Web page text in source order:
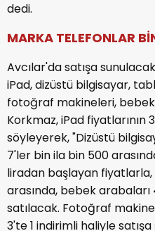
dedi.
MARKA TELEFONLAR
Avcılar'da satışa
iPad, dizüstü bilgisayar,
fotoğraf makineleri,
Korkmaz, iPad fiyatlarının
söyleyerek, "Dizüstü
7'ler bin ila bin 500
liradan başlayan
arasında, bebek
satılacak. Fotoğraf
3'te 1 indirimli haliyle